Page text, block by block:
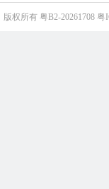
版权所有 粤B2-20261708 粤